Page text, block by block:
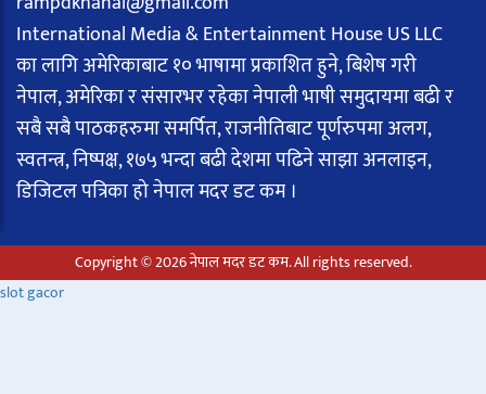
International Media & Entertainment House US LLC
का लागि अमेरिकाबाट १० भाषामा प्रकाशित हुने, बिशेष गरी
नेपाल, अमेरिका र संसारभर रहेका नेपाली भाषी समुदायमा बढी र
सबै सबै पाठकहरुमा समर्पित, राजनीतिबाट पूर्णरुपमा अलग,
स्वतन्त्र, निष्पक्ष, १७५ भन्दा बढी देशमा पढिने साझा अनलाइन,
डिजिटल पत्रिका हो नेपाल मदर डट कम ।
Copyright © 2026 नेपाल मदर डट कम. All rights reserved.
slot gacor